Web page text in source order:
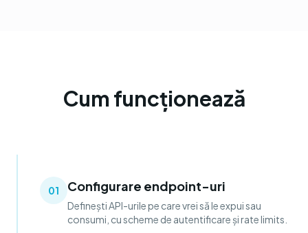
Cum funcționează
01 Configurare endpoint-uri
Definești API-urile pe care vrei să le expui sau
consumi, cu scheme de autentificare și rate limits.